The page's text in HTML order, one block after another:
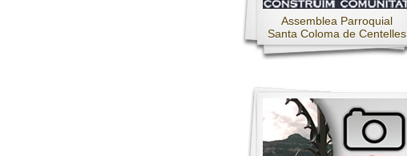
Assemblea Parroquial
Santa Coloma de Centelles